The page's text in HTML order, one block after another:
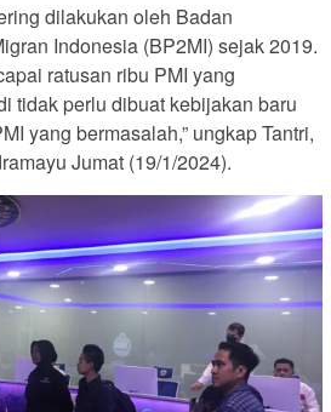
dilakukan oleh Badan
Indonesia (BP2MI) sejak 2019.
ratusan ribu PMI yang
tidak perlu dibuat kebijakan baru
yang bermasalah,” ungkap Tantri,
Jumat (19/1/2024).